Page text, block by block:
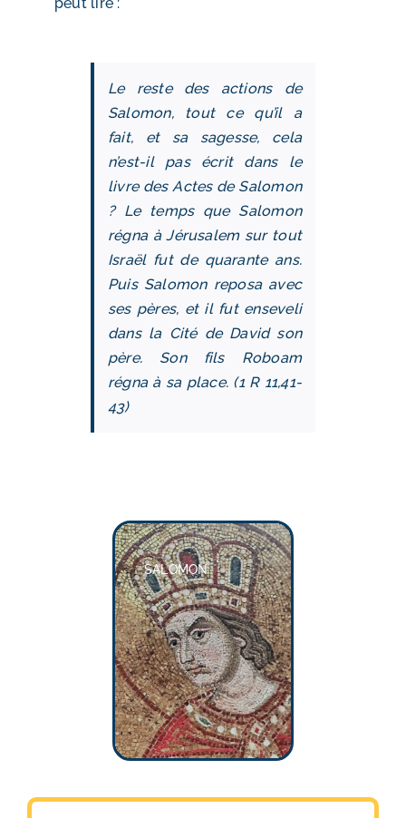
Le reste des actions de
Salomon, tout ce qu’il a
fait, et sa sagesse, cela
n’est-il pas écrit dans le
livre des Actes de Salomon
? Le temps que Salomon
régna à Jérusalem sur tout
Israël fut de quarante ans.
Puis Salomon reposa avec
ses pères, et il fut enseveli
dans la Cité de David son
père. Son fils Roboam
régna à sa place. (1 R 11,41-
43)
SALOMON